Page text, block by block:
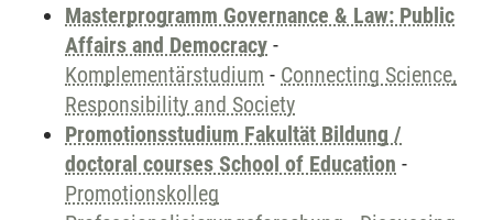
Masterprogramm Governance & Law: Public
Affairs and Democracy -
Komplementärstudium - Connecting Science,
Responsibility and Society
Promotionsstudium Fakultät Bildung /
doctoral courses School of Education -
Promotionskolleg